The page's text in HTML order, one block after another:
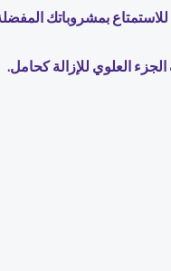
بمشروباتك
العلوي للإزالة كحامل.